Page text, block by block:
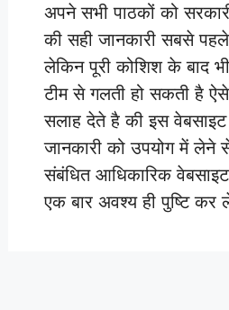
अपने सभी पाठकों को
की सही जानकारी सबसे
लेकिन पूरी कोशिश के बाद भी
टीम से गलती हो सकती है
सलाह देते है की इस
जानकारी को उपयोग में लेने
संबंधित आधिकारिक
एक बार अवश्य ही पुष्टि कर